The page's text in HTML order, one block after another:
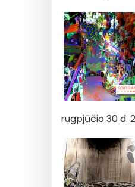
rugpjūčio 30 d.